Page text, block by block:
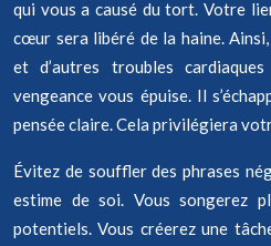
qui vous a causé du tort. Votre
cœur sera libéré de la haine.
et d’autres troubles
vengeance vous épuise. Il
pensée claire. Cela privilégiera
Évitez de souffler des phrases
estime de soi. Vous songerez
potentiels. Vous créerez une